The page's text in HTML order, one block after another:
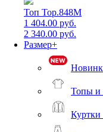
Топ Top.848M
1 404.00 руб.
2 340.00 руб.
Размер+
Топы и
Куртки